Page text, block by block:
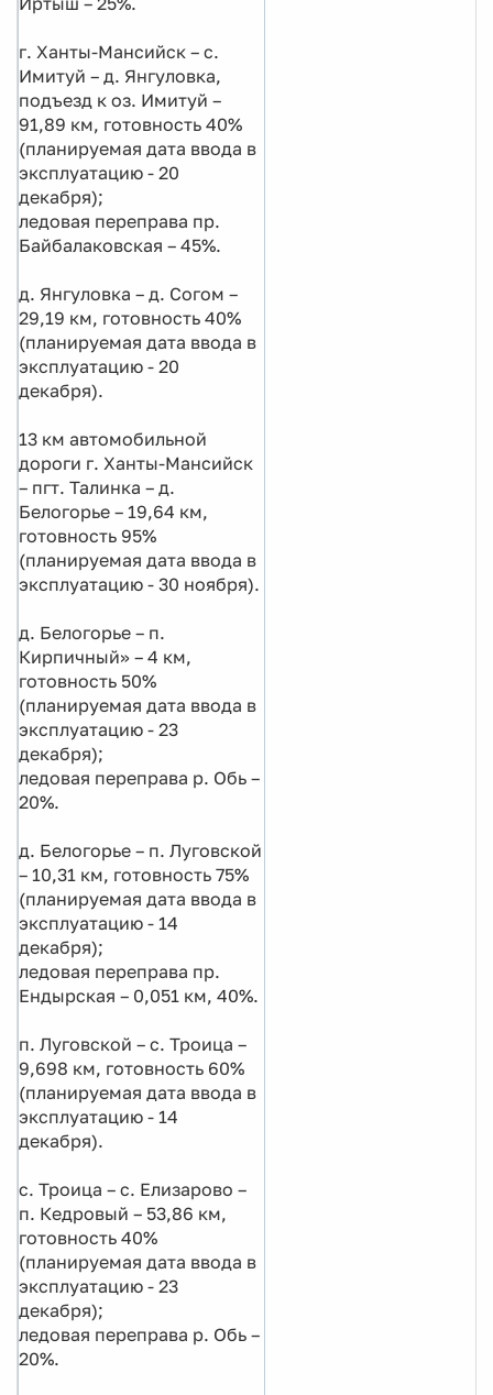
г. Ханты-Мансийск – с.
Имитуй – д. Янгуловка,
подъезд к оз. Имитуй –
91,89 км, готовность 40%
(планируемая дата ввода в
эксплуатацию - 20
декабря);
ледовая переправа пр.
Байбалаковская – 45%.
д. Янгуловка – д. Согом –
29,19 км, готовность 40%
(планируемая дата ввода в
эксплуатацию - 20
декабря).
13 км автомобильной
дороги г. Ханты-Мансийск
– пгт. Талинка – д.
Белогорье – 19,64 км,
готовность 95%
(планируемая дата ввода в
эксплуатацию - 30 ноября).
д. Белогорье – п.
Кирпичный» – 4 км,
готовность 50%
(планируемая дата ввода в
эксплуатацию - 23
декабря);
ледовая переправа р. Обь –
20%.
д. Белогорье – п. Луговской
– 10,31 км, готовность 75%
(планируемая дата ввода в
эксплуатацию - 14
декабря);
ледовая переправа пр.
Ендырская – 0,051 км, 40%.
п. Луговской – с. Троица –
9,698 км, готовность 60%
(планируемая дата ввода в
эксплуатацию - 14
декабря).
с. Троица – с. Елизарово –
п. Кедровый – 53,86 км,
готовность 40%
(планируемая дата ввода в
эксплуатацию - 23
декабря);
ледовая переправа р. Обь –
20%.